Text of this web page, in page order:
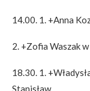
14.00. 1. +Anna
2. +Zofia Waszak
18.30. 1.
Stanisław